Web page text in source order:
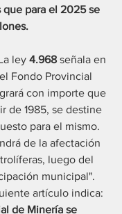
para el 2025 se
ley 4.968 señala en
Fondo Provincial
con importe que
de 1985, se destine
para el mismo.
de la afectación
luego del
municipal".
artículo indica:
de Minería se